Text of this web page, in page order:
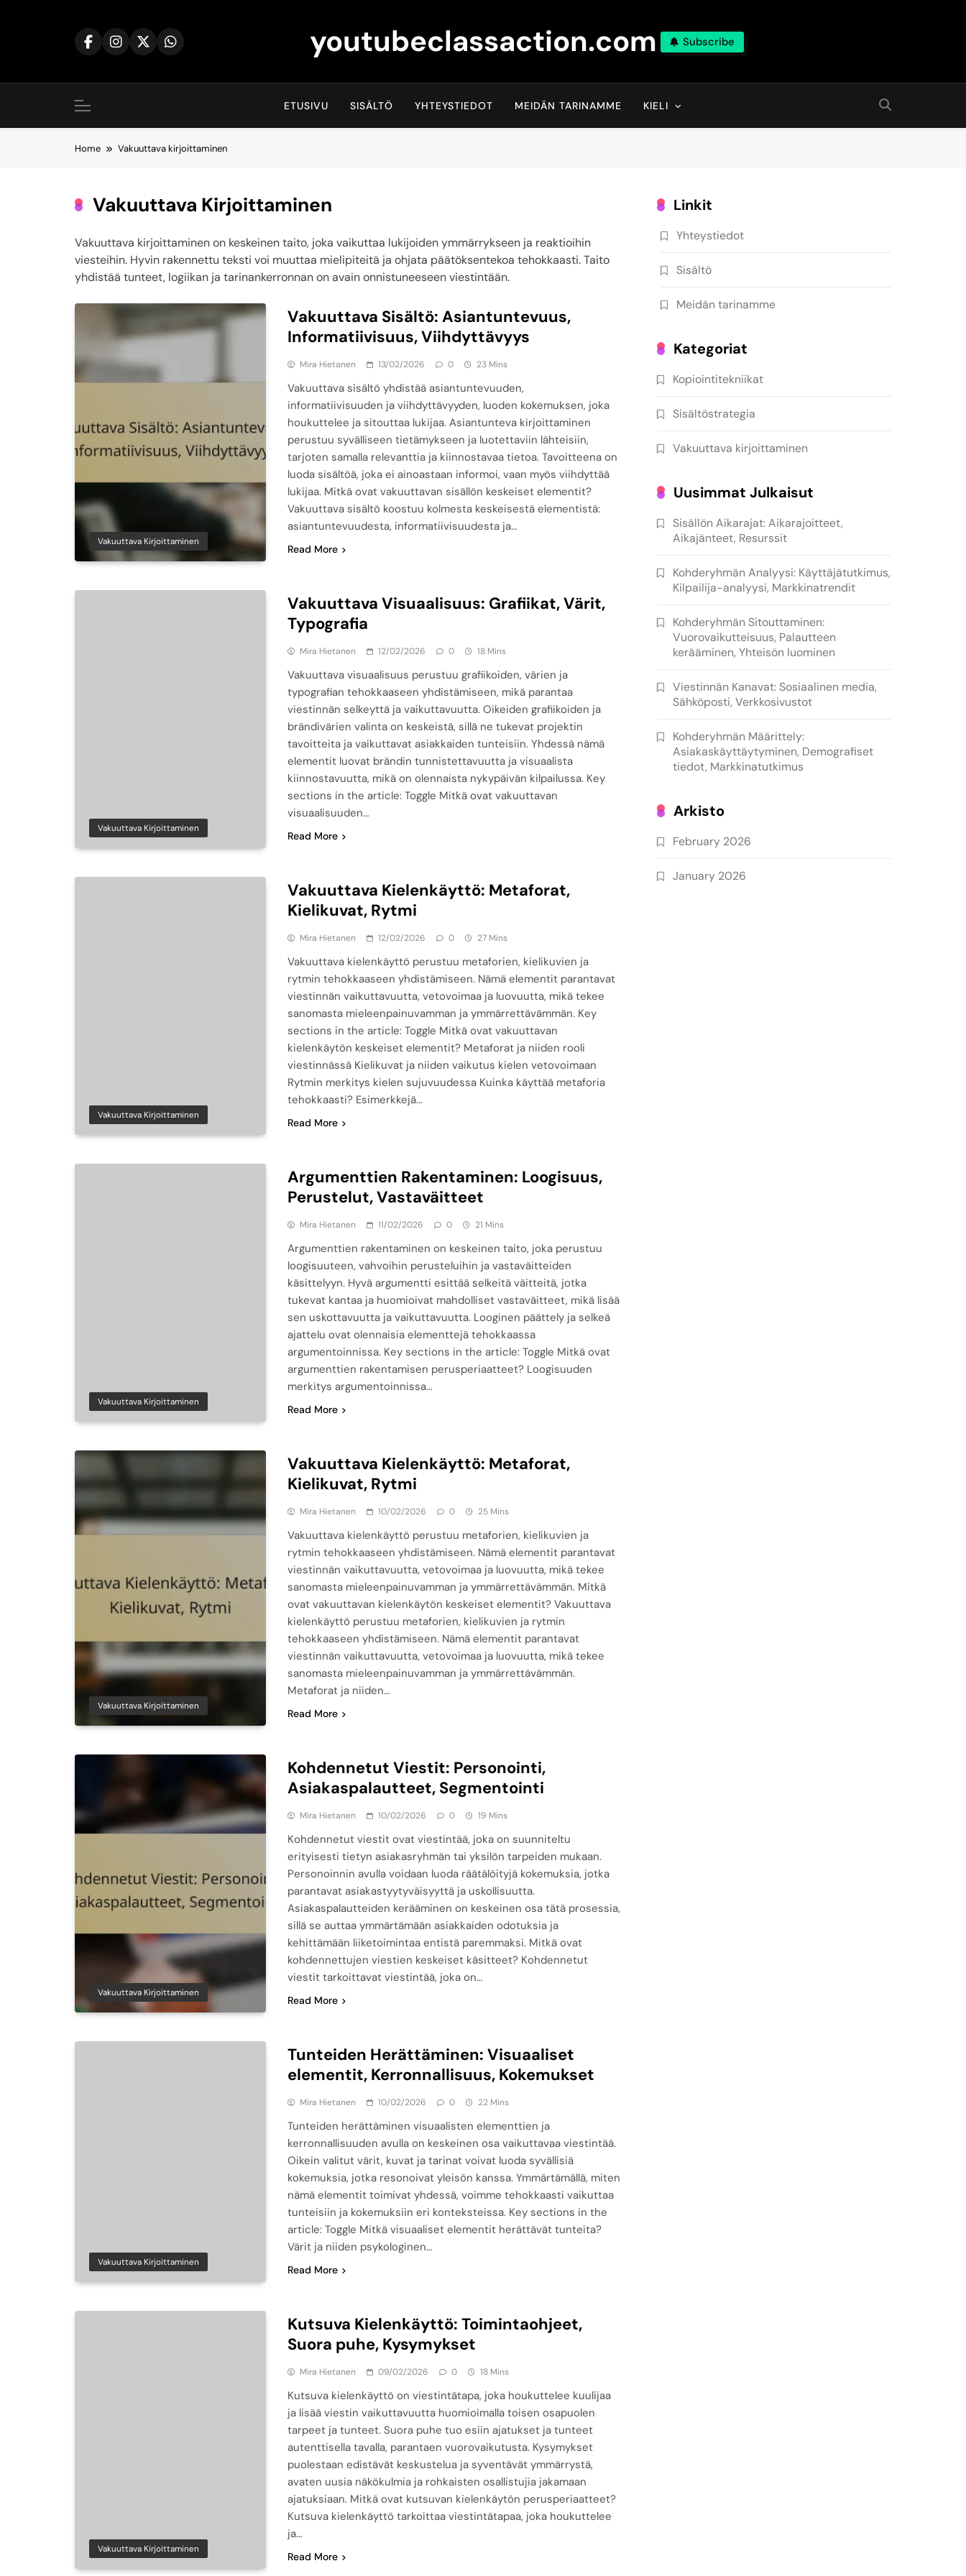
youtubeclassaction.com Subscribe
ETUSIVU SISÄLTÖ YHTEYSTIEDOT MEIDÄN TARINAMME KIELI
Home Vakuuttava kirjoittaminen
Vakuuttava Kirjoittaminen
Vakuuttava kirjoittaminen on keskeinen taito, joka vaikuttaa lukijoiden ymmärrykseen ja reaktioihin
viesteihin. Hyvin rakennettu teksti voi muuttaa mielipiteitä ja ohjata päätöksentekoa tehokkaasti. Taito
yhdistää tunteet, logiikan ja tarinankerronnan on avain onnistuneeseen viestintään.
Vakuuttava Kirjoittaminen
Vakuuttava Sisältö: Asiantuntevuus,
Informatiivisuus, Viihdyttävyys
Mira Hietanen 13/02/2026 0 23 Mins
Vakuuttava sisältö yhdistää asiantuntevuuden,
informatiivisuuden ja viihdyttävyyden, luoden kokemuksen, joka
houkuttelee ja sitouttaa lukijaa. Asiantunteva kirjoittaminen
perustuu syvälliseen tietämykseen ja luotettaviin lähteisiin,
tarjoten samalla relevanttia ja kiinnostavaa tietoa. Tavoitteena on
luoda sisältöä, joka ei ainoastaan informoi, vaan myös viihdyttää
lukijaa. Mitkä ovat vakuuttavan sisällön keskeiset elementit?
Vakuuttava sisältö koostuu kolmesta keskeisestä elementistä:
asiantuntevuudesta, informatiivisuudesta ja…
Read More
Vakuuttava Kirjoittaminen
Vakuuttava Visuaalisuus: Grafiikat, Värit,
Typografia
Mira Hietanen 12/02/2026 0 18 Mins
Vakuuttava visuaalisuus perustuu grafiikoiden, värien ja
typografian tehokkaaseen yhdistämiseen, mikä parantaa
viestinnän selkeyttä ja vaikuttavuutta. Oikeiden grafiikoiden ja
brändivärien valinta on keskeistä, sillä ne tukevat projektin
tavoitteita ja vaikuttavat asiakkaiden tunteisiin. Yhdessä nämä
elementit luovat brändin tunnistettavuutta ja visuaalista
kiinnostavuutta, mikä on olennaista nykypäivän kilpailussa. Key
sections in the article: Toggle Mitkä ovat vakuuttavan
visuaalisuuden…
Read More
Vakuuttava Kirjoittaminen
Vakuuttava Kielenkäyttö: Metaforat,
Kielikuvat, Rytmi
Mira Hietanen 12/02/2026 0 27 Mins
Vakuuttava kielenkäyttö perustuu metaforien, kielikuvien ja
rytmin tehokkaaseen yhdistämiseen. Nämä elementit parantavat
viestinnän vaikuttavuutta, vetovoimaa ja luovuutta, mikä tekee
sanomasta mieleenpainuvamman ja ymmärrettävämmän. Key
sections in the article: Toggle Mitkä ovat vakuuttavan
kielenkäytön keskeiset elementit? Metaforat ja niiden rooli
viestinnässä Kielikuvat ja niiden vaikutus kielen vetovoimaan
Rytmin merkitys kielen sujuvuudessa Kuinka käyttää metaforia
tehokkaasti? Esimerkkejä…
Read More
Vakuuttava Kirjoittaminen
Argumenttien Rakentaminen: Loogisuus,
Perustelut, Vastaväitteet
Mira Hietanen 11/02/2026 0 21 Mins
Argumenttien rakentaminen on keskeinen taito, joka perustuu
loogisuuteen, vahvoihin perusteluihin ja vastaväitteiden
käsittelyyn. Hyvä argumentti esittää selkeitä väitteitä, jotka
tukevat kantaa ja huomioivat mahdolliset vastaväitteet, mikä lisää
sen uskottavuutta ja vaikuttavuutta. Looginen päättely ja selkeä
ajattelu ovat olennaisia elementtejä tehokkaassa
argumentoinnissa. Key sections in the article: Toggle Mitkä ovat
argumenttien rakentamisen perusperiaatteet? Loogisuuden
merkitys argumentoinnissa…
Read More
Vakuuttava Kirjoittaminen
Vakuuttava Kielenkäyttö: Metaforat,
Kielikuvat, Rytmi
Mira Hietanen 10/02/2026 0 25 Mins
Vakuuttava kielenkäyttö perustuu metaforien, kielikuvien ja
rytmin tehokkaaseen yhdistämiseen. Nämä elementit parantavat
viestinnän vaikuttavuutta, vetovoimaa ja luovuutta, mikä tekee
sanomasta mieleenpainuvamman ja ymmärrettävämmän. Mitkä
ovat vakuuttavan kielenkäytön keskeiset elementit? Vakuuttava
kielenkäyttö perustuu metaforien, kielikuvien ja rytmin
tehokkaaseen yhdistämiseen. Nämä elementit parantavat
viestinnän vaikuttavuutta, vetovoimaa ja luovuutta, mikä tekee
sanomasta mieleenpainuvamman ja ymmärrettävämmän.
Metaforat ja niiden…
Read More
Vakuuttava Kirjoittaminen
Kohdennetut Viestit: Personointi,
Asiakaspalautteet, Segmentointi
Mira Hietanen 10/02/2026 0 19 Mins
Kohdennetut viestit ovat viestintää, joka on suunniteltu
erityisesti tietyn asiakasryhmän tai yksilön tarpeiden mukaan.
Personoinnin avulla voidaan luoda räätälöityjä kokemuksia, jotka
parantavat asiakastyytyväisyyttä ja uskollisuutta.
Asiakaspalautteiden kerääminen on keskeinen osa tätä prosessia,
sillä se auttaa ymmärtämään asiakkaiden odotuksia ja
kehittämään liiketoimintaa entistä paremmaksi. Mitkä ovat
kohdennettujen viestien keskeiset käsitteet? Kohdennetut
viestit tarkoittavat viestintää, joka on…
Read More
Vakuuttava Kirjoittaminen
Tunteiden Herättäminen: Visuaaliset
elementit, Kerronnallisuus, Kokemukset
Mira Hietanen 10/02/2026 0 22 Mins
Tunteiden herättäminen visuaalisten elementtien ja
kerronnallisuuden avulla on keskeinen osa vaikuttavaa viestintää.
Oikein valitut värit, kuvat ja tarinat voivat luoda syvällisiä
kokemuksia, jotka resonoivat yleisön kanssa. Ymmärtämällä, miten
nämä elementit toimivat yhdessä, voimme tehokkaasti vaikuttaa
tunteisiin ja kokemuksiin eri konteksteissa. Key sections in the
article: Toggle Mitkä visuaaliset elementit herättävät tunteita?
Värit ja niiden psykologinen…
Read More
Vakuuttava Kirjoittaminen
Kutsuva Kielenkäyttö: Toimintaohjeet,
Suora puhe, Kysymykset
Mira Hietanen 09/02/2026 0 18 Mins
Kutsuva kielenkäyttö on viestintätapa, joka houkuttelee kuulijaa
ja lisää viestin vaikuttavuutta huomioimalla toisen osapuolen
tarpeet ja tunteet. Suora puhe tuo esiin ajatukset ja tunteet
autenttisella tavalla, parantaen vuorovaikutusta. Kysymykset
puolestaan edistävät keskustelua ja syventävät ymmärrystä,
avaten uusia näkökulmia ja rohkaisten osallistujia jakamaan
ajatuksiaan. Mitkä ovat kutsuvan kielenkäytön perusperiaatteet?
Kutsuva kielenkäyttö tarkoittaa viestintätapaa, joka houkuttelee
ja…
Read More
Linkit
Yhteystiedot
Sisältö
Meidän tarinamme
Kategoriat
Kopiointitekniikat
Sisältöstrategia
Vakuuttava kirjoittaminen
Uusimmat Julkaisut
Sisällön Aikarajat: Aikarajoitteet,
Aikajänteet, Resurssit
Kohderyhmän Analyysi: Käyttäjätutkimus,
Kilpailija-analyysi, Markkinatrendit
Kohderyhmän Sitouttaminen:
Vuorovaikutteisuus, Palautteen
kerääminen, Yhteisön luominen
Viestinnän Kanavat: Sosiaalinen media,
Sähköposti, Verkkosivustot
Kohderyhmän Määrittely:
Asiakaskäyttäytyminen, Demografiset
tiedot, Markkinatutkimus
Arkisto
February 2026
January 2026